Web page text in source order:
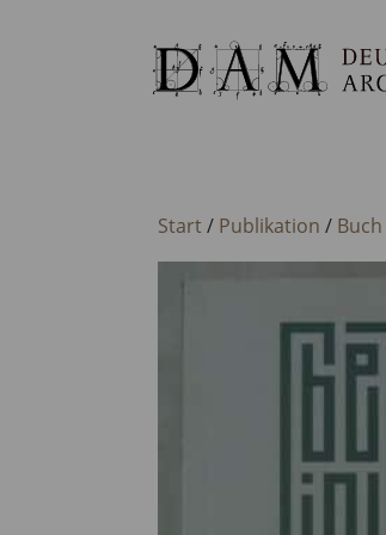
Start/ Publikation / Buch